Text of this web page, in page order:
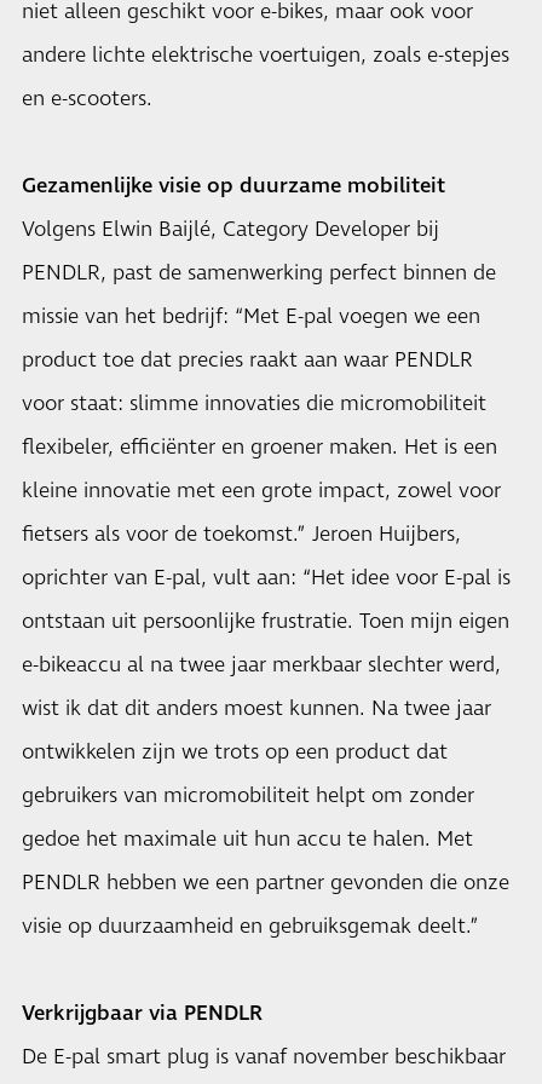
niet alleen geschikt voor e-bikes, maar ook voor
andere lichte elektrische voertuigen, zoals e-stepjes
en e-scooters.
Gezamenlijke visie op duurzame mobiliteit
Volgens Elwin Baijlé, Category Developer bij
PENDLR, past de samenwerking perfect binnen de
missie van het bedrijf: “Met E-pal voegen we een
product toe dat precies raakt aan waar PENDLR
voor staat: slimme innovaties die micromobiliteit
flexibeler, efficiënter en groener maken. Het is een
kleine innovatie met een grote impact, zowel voor
fietsers als voor de toekomst.” Jeroen Huijbers,
oprichter van E-pal, vult aan: “Het idee voor E-pal is
ontstaan uit persoonlijke frustratie. Toen mijn eigen
e-bikeaccu al na twee jaar merkbaar slechter werd,
wist ik dat dit anders moest kunnen. Na twee jaar
ontwikkelen zijn we trots op een product dat
gebruikers van micromobiliteit helpt om zonder
gedoe het maximale uit hun accu te halen. Met
PENDLR hebben we een partner gevonden die onze
visie op duurzaamheid en gebruiksgemak deelt.”
Verkrijgbaar via PENDLR
De E-pal smart plug is vanaf november beschikbaar